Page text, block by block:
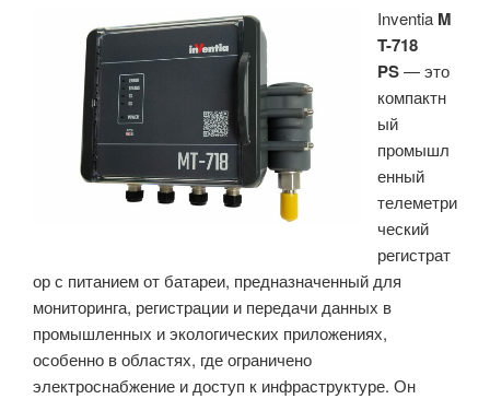
для
приложений
Интернета
вещей
с
питанием
от
сети
аккумуляторов.»
Inventia M
T-718
PS— это
компактн
ый
промышл
енный
телеметри
ческий
регистрат
ор с питанием от батареи, предназначенный для
мониторинга, регистрации и передачи данных в
промышленных и экологических приложениях,
особенно в областях, где ограничено
электроснабжение и доступ к инфраструктуре. Он